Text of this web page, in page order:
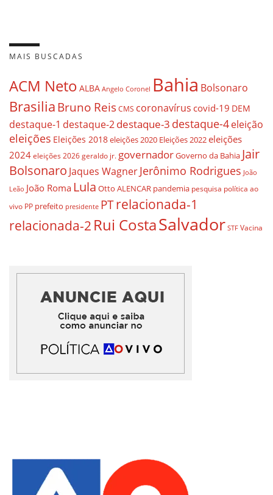
MAIS BUSCADAS
ACM Neto ALBA Angelo Coronel Bahia Bolsonaro
BrasiliaBruno ReisCMS coronavírus covid-19 DEM
destaque-1 destaque-2destaque-3 destaque-4eleição
eleições Eleições 2018eleições 2020 Eleições 2022eleições
2024 eleições 2026 geraldo jr. governadorGoverno da Bahia Jair
Bolsonaro Jaques WagnerJerônimo Rodrigues João
Leão João Roma Lula Otto ALENCAR pandemia pesquisa política ao
vivo PP prefeito presidente PTrelacionada-1
relacionada-2 Rui CostaSalvador STF Vacina